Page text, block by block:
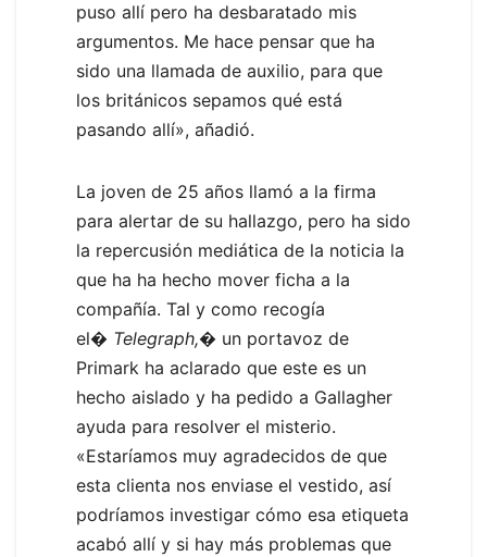
puso allí pero ha desbaratado mis
argumentos. Me hace pensar que ha
sido una llamada de auxilio, para que
los británicos sepamos qué está
pasando allí», añadió.
La joven de 25 años llamó a la firma
para alertar de su hallazgo, pero ha sido
la repercusión mediática de la noticia la
que ha ha hecho mover ficha a la
compañía. Tal y como recogía
el� Telegraph,� un portavoz de
Primark ha aclarado que este es un
hecho aislado y ha pedido a Gallagher
ayuda para resolver el misterio.
«Estaríamos muy agradecidos de que
esta clienta nos enviase el vestido, así
podríamos investigar cómo esa etiqueta
acabó allí y si hay más problemas que